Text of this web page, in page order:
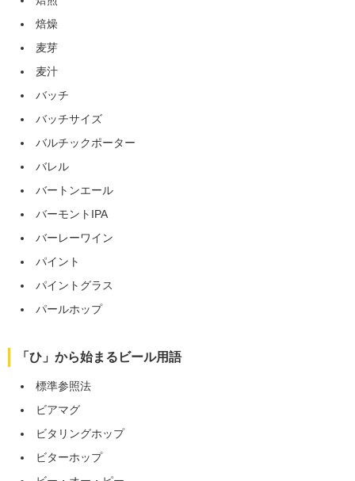
焙燥
麦芽
麦汁
バッチ
バッチサイズ
バルチックポーター
バレル
バートンエール
バーモントIPA
バーレーワイン
パイント
パイントグラス
パールホップ
「ひ」から始まるビール用語
標準参照法
ビアマグ
ビタリングホップ
ビターホップ